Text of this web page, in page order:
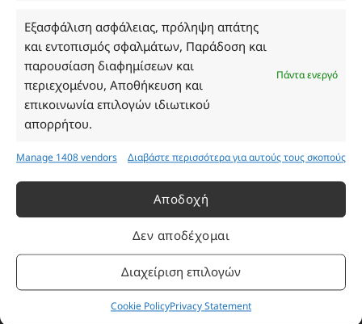
Εξασφάλιση ασφάλειας, πρόληψη απάτης
και εντοπισμός σφαλμάτων, Παράδοση και
παρουσίαση διαφημίσεων και
περιεχομένου, Αποθήκευση και
επικοινωνία επιλογών ιδιωτικού
απορρήτου.
Πάντα ενεργό
Manage 1408 vendors Διαβάστε περισσότερα για αυτούς τους σκοπούς
Αποδοχή
Δεν αποδέχομαι
Διαχείριση επιλογών
Cookie PolicyPrivacy Statement
Δευτέρα: 08:30–16:30
Τρίτη: 08:30–16:30
Τετάρτη: 08:30–16:30
Πέμπτη: 08:30–16:30
Παρασκευή: 08:30–16:30
Πρόγραμμα Ανταμοιβής
Επικοινωνία
Τρόποι Πληρωμής